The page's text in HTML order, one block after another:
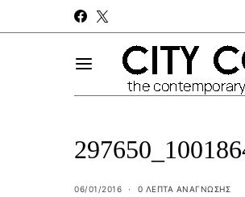
06/01/2016 0 ΛΕΠΤΑ ΑΝΆΓΝΩΣΗΣ